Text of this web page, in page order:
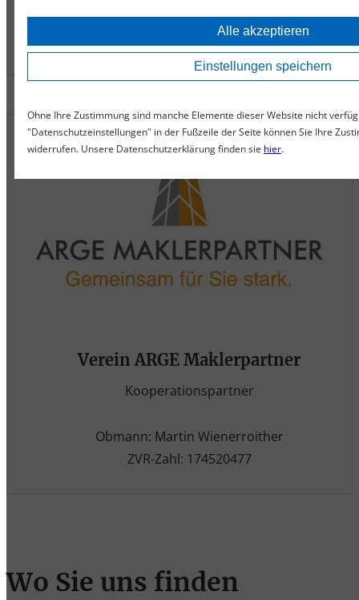
Alle akzeptieren
Einstellungen speichern
Ohne Ihre Zustimmung sind manche Elemente dieser Website nicht
"Datenschutzeinstellungen" in der Fußzeile der Seite können Sie Ihre
widerrufen. Unsere Datenschutzerklärung finden sie hier.
Spezialist für Gewerbeversicherung
Verein ARGE Maklerpartner
Kooperationspartner
Obmann: Martin Wienerroither
ZVR-Zahl: 174520477
Wo Sie uns finden